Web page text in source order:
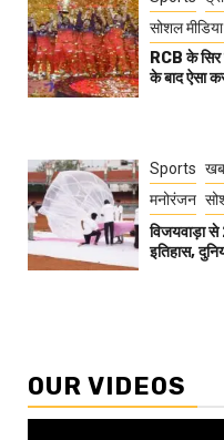
सोशल
RCB के
के बाद ऐसा
Sports
मनोरंजन
विजयवाड़ा
इतिहास,
OUR VIDEOS